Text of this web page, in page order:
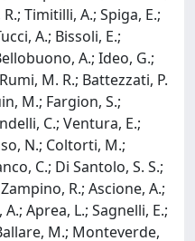
Timitilli, A.; Spiga, E.;
A.; Bissoli, E.;
A.; Ideo, G.;
M. R.; Battezzati, P.
M.; Fargion, S.;
C.; Ventura, E.;
N.; Coltorti, M.;
C.; Di Santolo, S. S.;
R.; Ascione, A.;
Aprea, L.; Sagnelli, E.;
M.; Monteverde,